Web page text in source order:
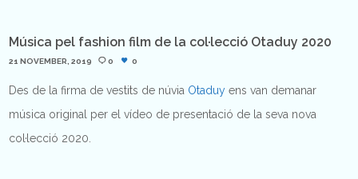
Música pel fashion film de la col·lecció Otaduy 2020
21 NOVEMBER, 2019 0 0
Des de la firma de vestits de núvia Otaduy ens van demanar
música original per el vídeo de presentació de la seva nova
col·lecció 2020.